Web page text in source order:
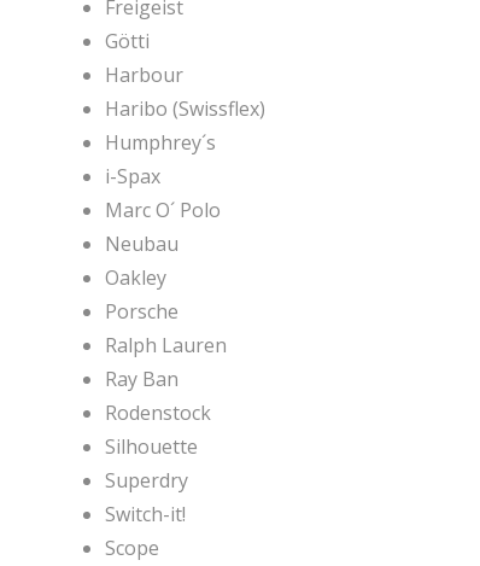
Freigeist
Götti
Harbour
Haribo (Swissflex)
Humphrey´s
i-Spax
Marc O´ Polo
Neubau
Oakley
Porsche
Ralph Lauren
Ray Ban
Rodenstock
Silhouette
Superdry
Switch-it!
Scope